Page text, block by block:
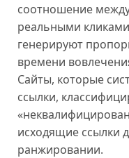
соотношение
реальными
генерируют
времени
Сайты, которые
ссылки,
исходящие ссылки
ранжировании.